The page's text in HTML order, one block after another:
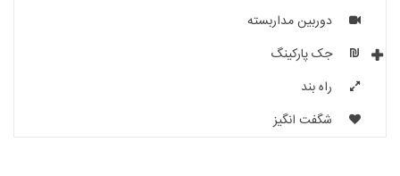
دوربین مداربسته
جک پارکینگ
راه بند
شگفت انگیز